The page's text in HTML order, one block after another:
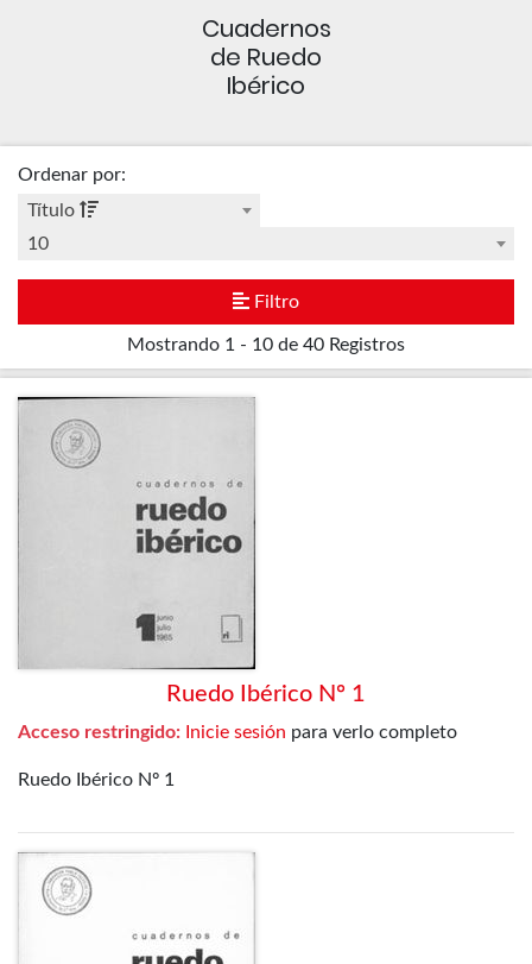
Cuadernos
de Ruedo
Ibérico
Mostrando 1 - 10 de 40 Registros
Ordenar por:
Título
10
Filtro
Ruedo Ibérico Nº 1
Acceso restringido: Inicie sesión para verlo completo
Ruedo Ibérico Nº 1